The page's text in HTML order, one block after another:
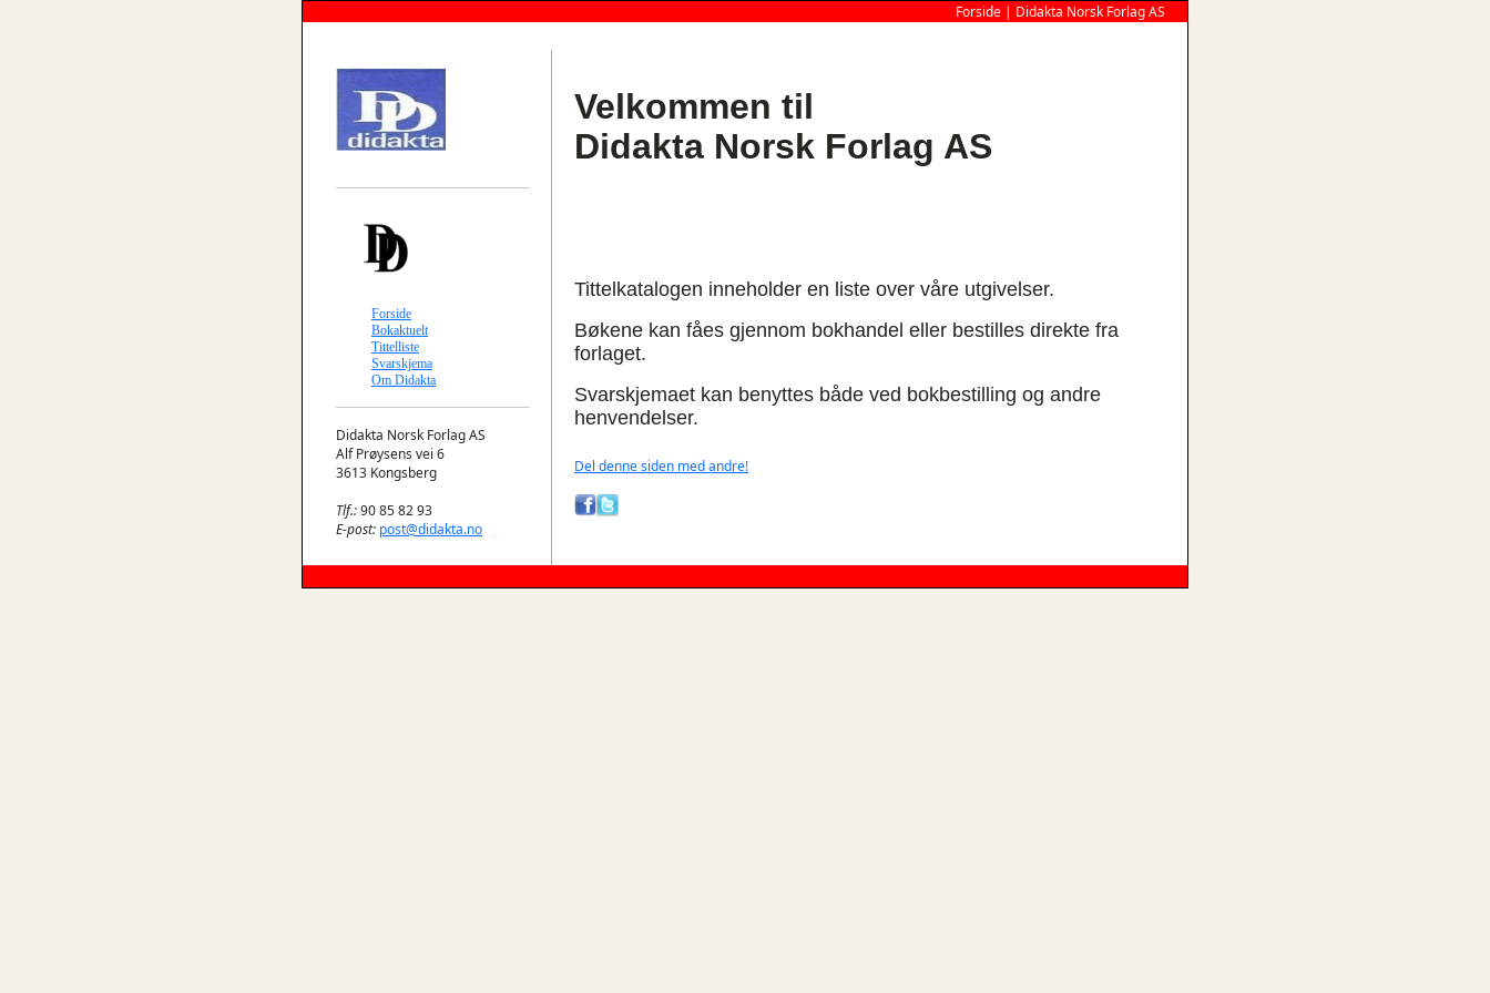
Forside | Didakta Norsk Forlag AS
Forside
Bokaktuelt
Tittelliste
Svarskjema
Om Didakta
Didakta Norsk Forlag AS
Alf Prøysens vei 6
3613 Kongsberg
Tlf.:90 85 82 93
E-post: post@didakta.no
Velkommen til
Didakta Norsk Forlag AS
Tittelkatalogen inneholder en liste over våre utgivelser.
Bøkene kan fåes gjennom bokhandel eller bestilles direkte fra
forlaget.
Svarskjemaet kan benyttes både ved bokbestilling og andre
henvendelser.
Del denne siden med andre!